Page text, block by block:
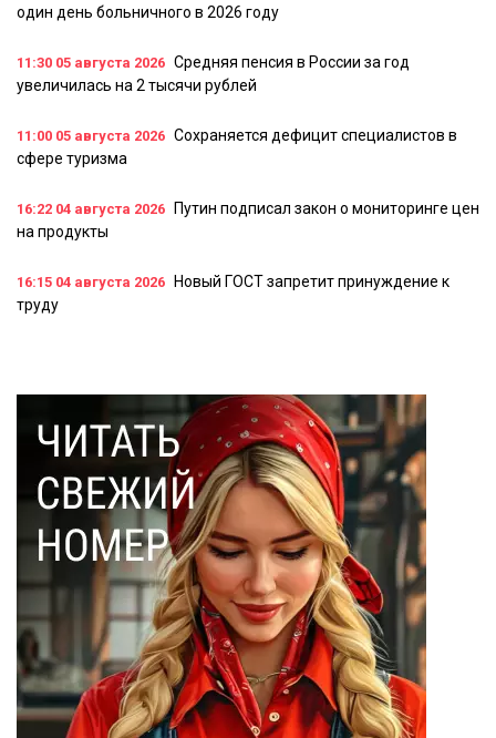
один день больничного в 2026 году
11:30 05 августа 2026 Средняя пенсия в России за год
увеличилась на 2 тысячи рублей
11:00 05 августа 2026 Сохраняется дефицит специалистов в
сфере туризма
16:22 04 августа 2026
Путин подписал закон о мониторинге цен
на продукты
16:15 04 августа 2026
Новый ГОСТ запретит принуждение к
труду